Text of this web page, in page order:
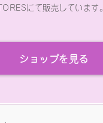
にて販売しています。
ショップを見る